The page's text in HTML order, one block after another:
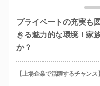
プライベートの充実も
きる魅力的な環境！家
か？
【上場企業で活躍するチャン